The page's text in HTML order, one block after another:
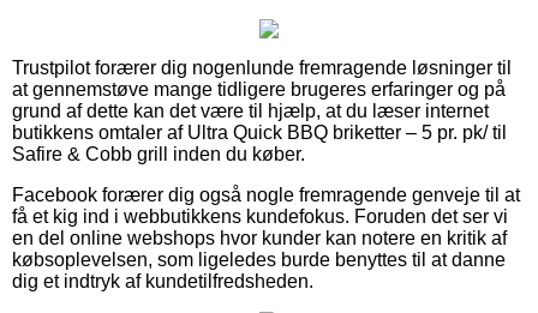
Trustpilot forærer dig nogenlunde fremragende løsninger til
at gennemstøve mange tidligere brugeres erfaringer og på
grund af dette kan det være til hjælp, at du læser internet
butikkens omtaler af Ultra Quick BBQ briketter – 5 pr. pk/ til
Safire & Cobb grill inden du køber.
Facebook forærer dig også nogle fremragende genveje til at
få et kig ind i webbutikkens kundefokus. Foruden det ser vi
en del online webshops hvor kunder kan notere en kritik af
købsoplevelsen, som ligeledes burde benyttes til at danne
dig et indtryk af kundetilfredsheden.